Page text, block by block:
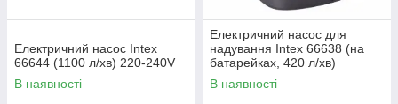
Електричний насос Intex
66644 (1100 л/хв) 220-240V
В наявності
Електричний насос для
надування Intex 66638 (на
батарейках, 420 л/хв)
В наявності